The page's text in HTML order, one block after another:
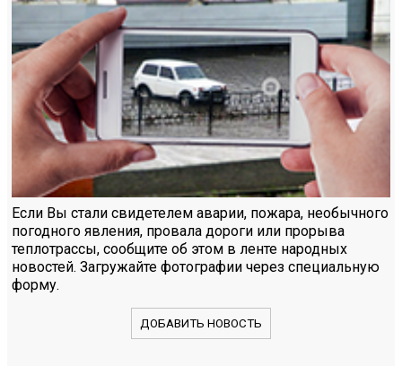
Если Вы стали свидетелем аварии, пожара, необычного
погодного явления, провала дороги или прорыва
теплотрассы, сообщите об этом в ленте народных
новостей. Загружайте фотографии через специальную
форму.
ДОБАВИТЬ НОВОСТЬ